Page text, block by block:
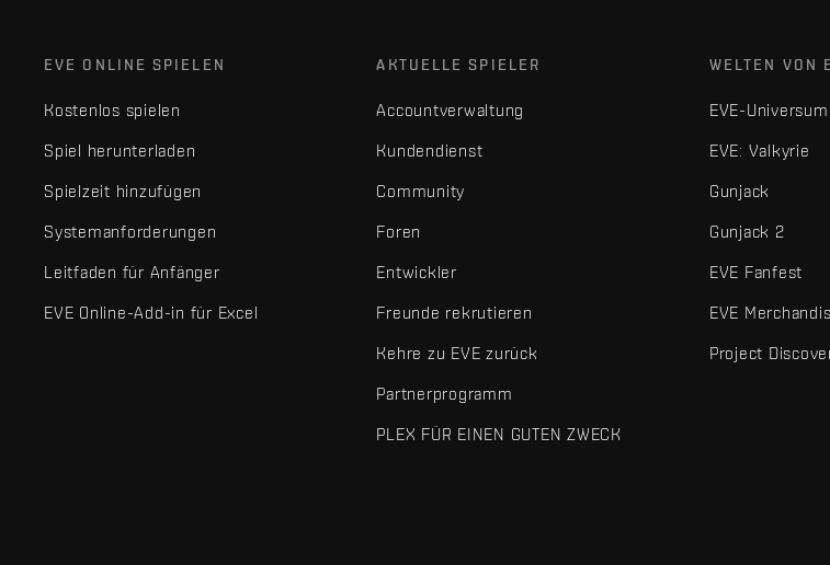
EVE ONLINE SPIELEN
Kostenlos spielen
Spiel herunterladen
Spielzeit hinzufügen
Systemanforderungen
Leitfaden für Anfänger
EVE Online-Add-in für Excel
AKTUELLE SPIELER
Accountverwaltung
Kundendienst
Community
Foren
Entwickler
Freunde rekrutieren
Kehre zu EVE zurück
Partnerprogramm
PLEX FÜR EINEN GUTEN ZWECK
WELTEN VON
EVE-Universum
EVE: Valkyrie
Gunjack
Gunjack 2
EVE Fanfest
EVE
Project